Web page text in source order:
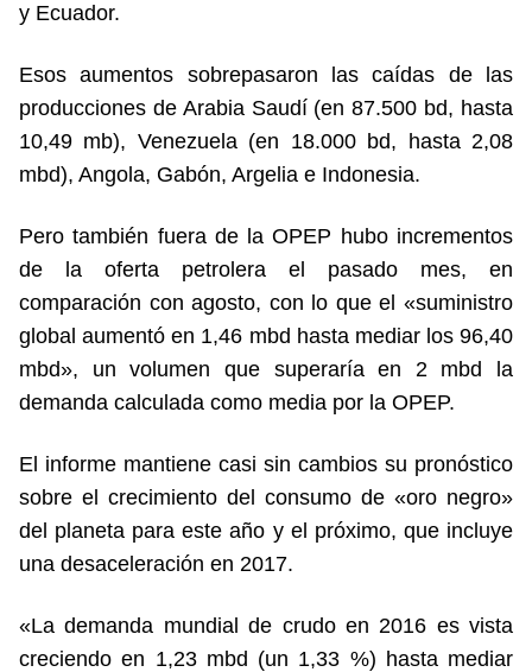
y Ecuador.
Esos aumentos sobrepasaron las caídas de las
producciones de Arabia Saudí (en 87.500 bd, hasta
10,49 mb), Venezuela (en 18.000 bd, hasta 2,08
mbd), Angola, Gabón, Argelia e Indonesia.
Pero también fuera de la OPEP hubo incrementos
de la oferta petrolera el pasado mes, en
comparación con agosto, con lo que el «suministro
global aumentó en 1,46 mbd hasta mediar los 96,40
mbd», un volumen que superaría en 2 mbd la
demanda calculada como media por la OPEP.
El informe mantiene casi sin cambios su pronóstico
sobre el crecimiento del consumo de «oro negro»
del planeta para este año y el próximo, que incluye
una desaceleración en 2017.
«La demanda mundial de crudo en 2016 es vista
creciendo en 1,23 mbd (un 1,33 %) hasta mediar